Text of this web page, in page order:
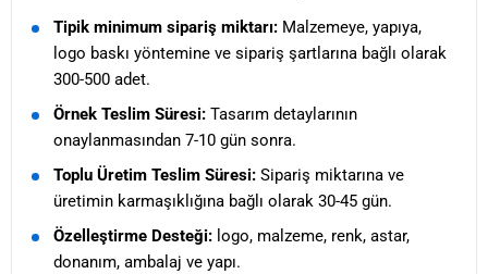
Tipik minimum sipariş miktarı: Malzemeye, yapıya,
logo baskı yöntemine ve sipariş şartlarına bağlı olarak
300-500 adet.
Örnek Teslim Süresi: Tasarım detaylarının
onaylanmasından 7-10 gün sonra.
Toplu Üretim Teslim Süresi: Sipariş miktarına ve
üretimin karmaşıklığına bağlı olarak 30-45 gün.
Özelleştirme Desteği: logo, malzeme, renk, astar,
donanım, ambalaj ve yapı.